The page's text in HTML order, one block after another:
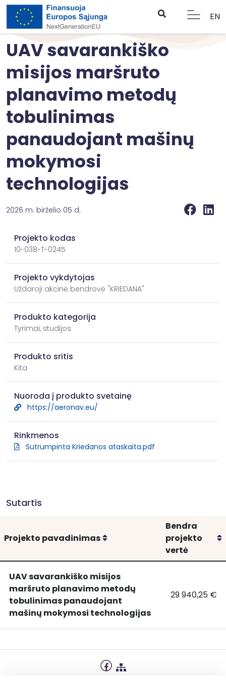
EN
UAV savarankiško
misijos maršruto
planavimo metodų
tobulinimas
panaudojant mašinų
mokymosi
technologijas
2026 m. birželio 05 d.
Projekto kodas
10-038-T-0245
Projekto vykdytojas
Uždaroji akcinė bendrovė "KRIEDANA"
Produkto kategorija
Tyrimai, studijos
Produkto sritis
Kita
Nuoroda į produkto svetainę
https://aeronav.eu/
Rinkmenos
Sutrumpinta Kriedanos ataskaita.pdf
Sutartis
Projekto pavadinimas Rikiuoti
Bendra
projekto
vertė
UAV
savarankiško
planavimo
UAV savarankiško misijos
maršruto planavimo metodų
tobulinimas panaudojant
mašinų mokymosi technologijas
UAV
29 940,25 €